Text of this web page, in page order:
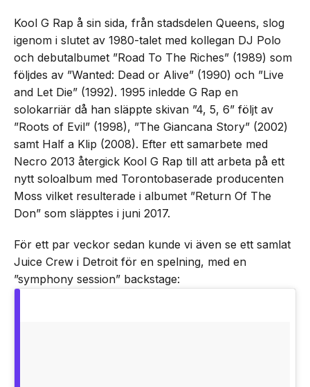
Kool G Rap å sin sida, från stadsdelen Queens, slog
igenom i slutet av 1980-talet med kollegan DJ Polo
och debutalbumet ”Road To The Riches” (1989) som
följdes av ”Wanted: Dead or Alive” (1990) och ”Live
and Let Die” (1992). 1995 inledde G Rap en
solokarriär då han släppte skivan ”4, 5, 6” följt av
”Roots of Evil” (1998), ”The Giancana Story” (2002)
samt Half a Klip (2008). Efter ett samarbete med
Necro 2013 återgick Kool G Rap till att arbeta på ett
nytt soloalbum med Torontobaserade producenten
Moss vilket resulterade i albumet ”Return Of The
Don” som släpptes i juni 2017.
För ett par veckor sedan kunde vi även se ett samlat
Juice Crew i Detroit för en spelning, med en
”symphony session” backstage: